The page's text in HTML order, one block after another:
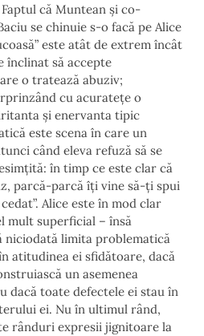
că Muntean și co-
se chinuie s-o facă pe Alice
este atât de extrem încât
înclinat să accepte
o tratează abuziv;
cu acuratețe o
și enervanta tipic
este scena în care un
când eleva refuză să se
în timp ce este clar că
parcă-parcă îți vine să-ți spui
Alice este în mod clar
mult superficial – însă
niciodată limita problematică
atitudinea ei sfidătoare, dacă
un asemenea
dacă toate defectele ei stau în
ei. Nu în ultimul rând,
rânduri expresii jignitoare la